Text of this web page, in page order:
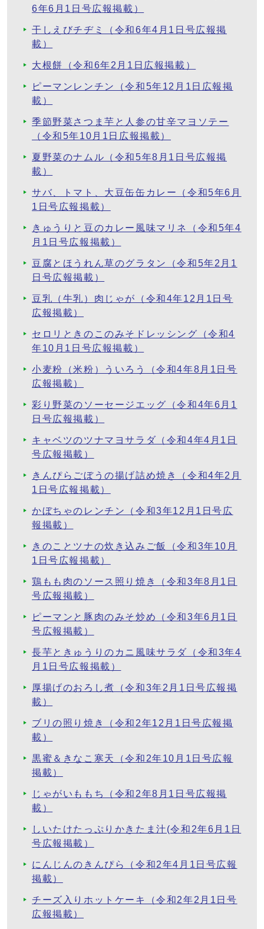
6年6月1日号広報掲載）
干しえびチヂミ（令和6年4月1日号広報掲
載）
大根餅（令和6年2月1日広報掲載）
ピーマンレンチン（令和5年12月1日広報掲
載）
季節野菜さつま芋と人参の甘辛マヨソテー
（令和5年10月1日広報掲載）
夏野菜のナムル（令和5年8月1日号広報掲
載）
サバ、トマト、大豆缶缶カレー（令和5年6月
1日号広報掲載）
きゅうりと豆のカレー風味マリネ（令和5年4
月1日号広報掲載）
豆腐とほうれん草のグラタン（令和5年2月1
日号広報掲載）
豆乳（牛乳）肉じゃが（令和4年12月1日号
広報掲載）
セロリときのこのみそドレッシング（令和4
年10月1日号広報掲載）
小麦粉（米粉）ういろう（令和4年8月1日号
広報掲載）
彩り野菜のソーセージエッグ（令和4年6月1
日号広報掲載）
キャベツのツナマヨサラダ（令和4年4月1日
号広報掲載）
きんぴらごぼうの揚げ詰め焼き（令和4年2月
1日号広報掲載）
かぼちゃのレンチン（令和3年12月1日号広
報掲載）
きのことツナの炊き込みご飯（令和3年10月
1日号広報掲載）
鶏もも肉のソース照り焼き（令和3年8月1日
号広報掲載）
ピーマンと豚肉のみそ炒め（令和3年6月1日
号広報掲載）
長芋ときゅうりのカニ風味サラダ（令和3年4
月1日号広報掲載）
厚揚げのおろし煮（令和3年2月1日号広報掲
載）
ブリの照り焼き（令和2年12月1日号広報掲
載）
黒蜜＆きなこ寒天（令和2年10月1日号広報
掲載）
じゃがいももち（令和2年8月1日号広報掲
載）
しいたけたっぷりかきたま汁(令和2年6月1日
号広報掲載）
にんじんのきんぴら（令和2年4月1日号広報
掲載）
チーズ入りホットケーキ（令和2年2月1日号
広報掲載）